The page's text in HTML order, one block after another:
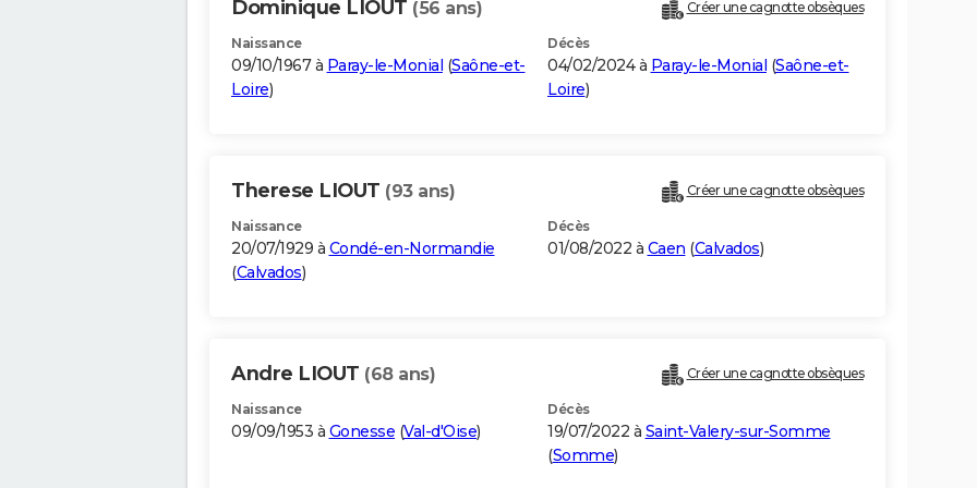
Dominique LIOUT (56 ans) Créer une cagnotte obsèques
Naissance
09/10/1967 à Paray-le-Monial (Saône-et-
Loire)
Décès
04/02/2024 à Paray-le-Monial (Saône-et-
Loire)
Therese LIOUT (93 ans) Créer une cagnotte obsèques
Naissance
20/07/1929 à Condé-en-Normandie
(Calvados)
Décès
01/08/2022 à Caen (Calvados)
Andre LIOUT (68 ans) Créer une cagnotte obsèques
Naissance
09/09/1953 à Gonesse (Val-d'Oise)
Décès
19/07/2022 à Saint-Valery-sur-Somme
(Somme)